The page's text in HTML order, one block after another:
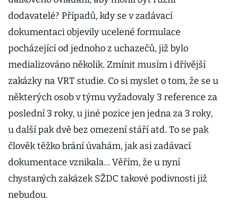
dodavatelé? Případů, kdy se v zadávací
dokumentaci objevily ucelené formulace
pocházející od jednoho z uchazečů, již bylo
medializováno několik. Zmínit musím i dřívější
zakázky na VRT studie. Co si myslet o tom, že se u
některých osob v týmu vyžadovaly 3 reference za
poslední 3 roky, u jiné pozice jen jedna za 3 roky,
u další pak dvě bez omezení stáří atd. To se pak
člověk těžko brání úvahám, jak asi zadávací
dokumentace vznikala… Věřím, že u nyní
chystaných zakázek SŽDC takové podivnosti již
nebudou.